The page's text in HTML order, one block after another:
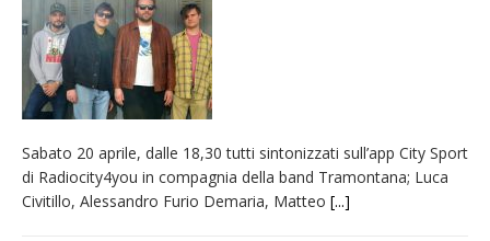
Sabato 20 aprile, dalle 18,30 tutti sintonizzati sull’app City Sport
di Radiocity4you in compagnia della band Tramontana; Luca
Civitillo, Alessandro Furio Demaria, Matteo [...]